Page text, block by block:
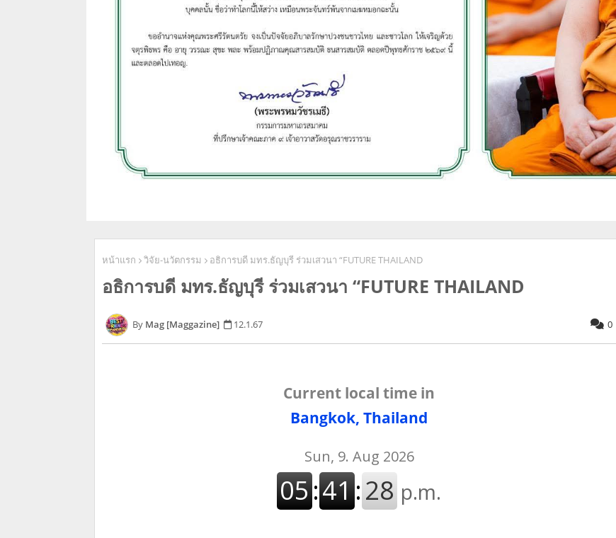
หน้าแรก วิจัย-นวัตกรรม อธิการบดี มทร.ธัญบุรี ร่วมเสวนา “FUTURE THAILAND
อธิการบดี มทร.ธัญบุรี ร่วมเสวนา “FUTURE THAILAND
Mag [Maggazine] 12.1.67 0
Current local time in
Bangkok, Thailand